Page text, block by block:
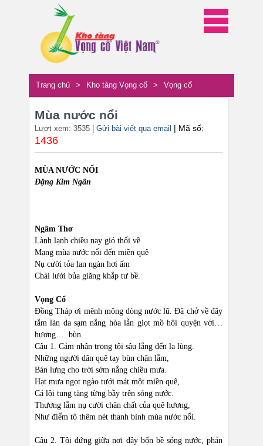
Trang chủ > Kho tàng Vọng cổ > Vọng cổ
Mùa nước nổi
Lượt xem: 3535 | Gửi bài viết qua email | Mã số:
1436
MÙA NƯỚC NỔI
Đặng Kim Ngân
Ngâm Thơ
Lành lạnh chiều nay gió thổi về
Mang mùa nước nổi đến miền quê
Nụ cười tỏa lan ngàn hơi ấm
Chài lưới bủa giăng khắp tư bề.
Vọng Cổ
Đồng Tháp ơi mênh mông dòng nước lũ. Đã chở về đây
tắm làn da sạm nắng hòa lẫn giọt mồ hôi quyện với…
hương…. bùn.
Câu 1. Cảm nhận trong tôi sâu lắng đến lạ lùng.
Những người dân quê tay bùn chân lắm,
Bán lưng cho trời sớm nắng chiều mưa.
Hạt mưa ngọt ngào tưới mát một miền quê,
Cá lội tung tăng từng bầy trên sóng nước.
Thương lắm nụ cười chân chất của quê hương,
Như điểm tô thêm nét thanh bình mùa nước nổi.
Câu 2. Tôi đứng giữa nơi đây bốn bề sóng nước, phản